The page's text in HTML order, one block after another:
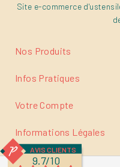
Site e-commerce
Nos Produits
Infos Pratiques
Votre Compte
Informations Légales
AVIS CLIENTS
9.7/10